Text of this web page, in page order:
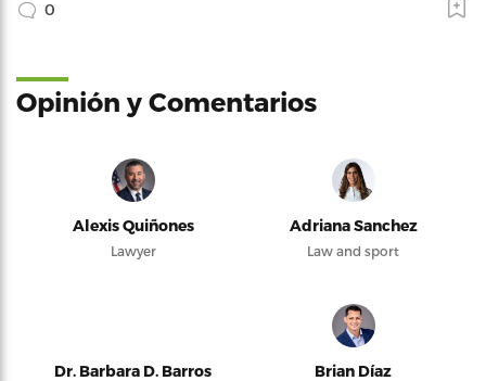
0
Opinión y Comentarios
Alexis Quiñones
Lawyer
Adriana Sanchez
Law and sport
Dr. Barbara D. Barros Brian Díaz